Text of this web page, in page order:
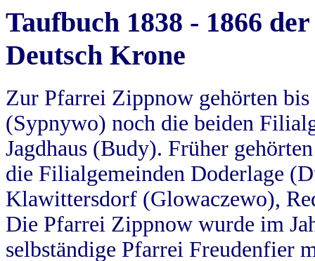
Taufbuch 1838 - 1866
Deutsch Krone
Zur Pfarrei Zippnow gehörten
(Sypnywo) noch die beiden
Jagdhaus (Budy). Früher
die Filialgemeinden Doderlage
Klawittersdorf (Glowaczewo),
Die Pfarrei Zippnow wurde im
selbständige Pfarrei Freudenfier